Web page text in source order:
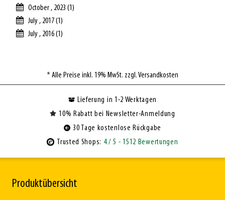
October , 2023 (1)
July , 2017 (1)
July , 2016 (1)
* Alle Preise inkl. 19% MwSt. zzgl. Versandkosten
Lieferung in 1-2 Werktagen
10% Rabatt bei Newsletter-Anmeldung
30 Tage kostenlose Rückgabe
Trusted Shops: 4/ 5 - 1512 Bewertungen
Produktübersicht